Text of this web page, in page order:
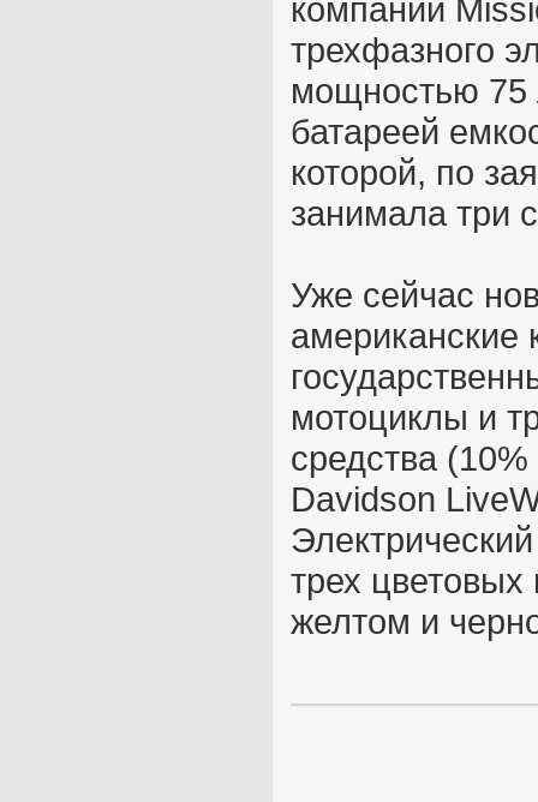
компании
трехфазного
мощностью 75
батареей
которой, по
занимала три
Уже сейчас
американские
мотоциклы и
средства
Davidson
трех
желтом и